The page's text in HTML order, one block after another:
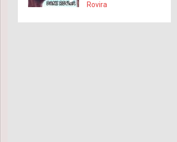
Rovira